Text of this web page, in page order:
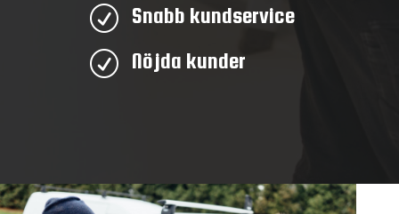
R Snabb kundservice
R Nöjda kunder